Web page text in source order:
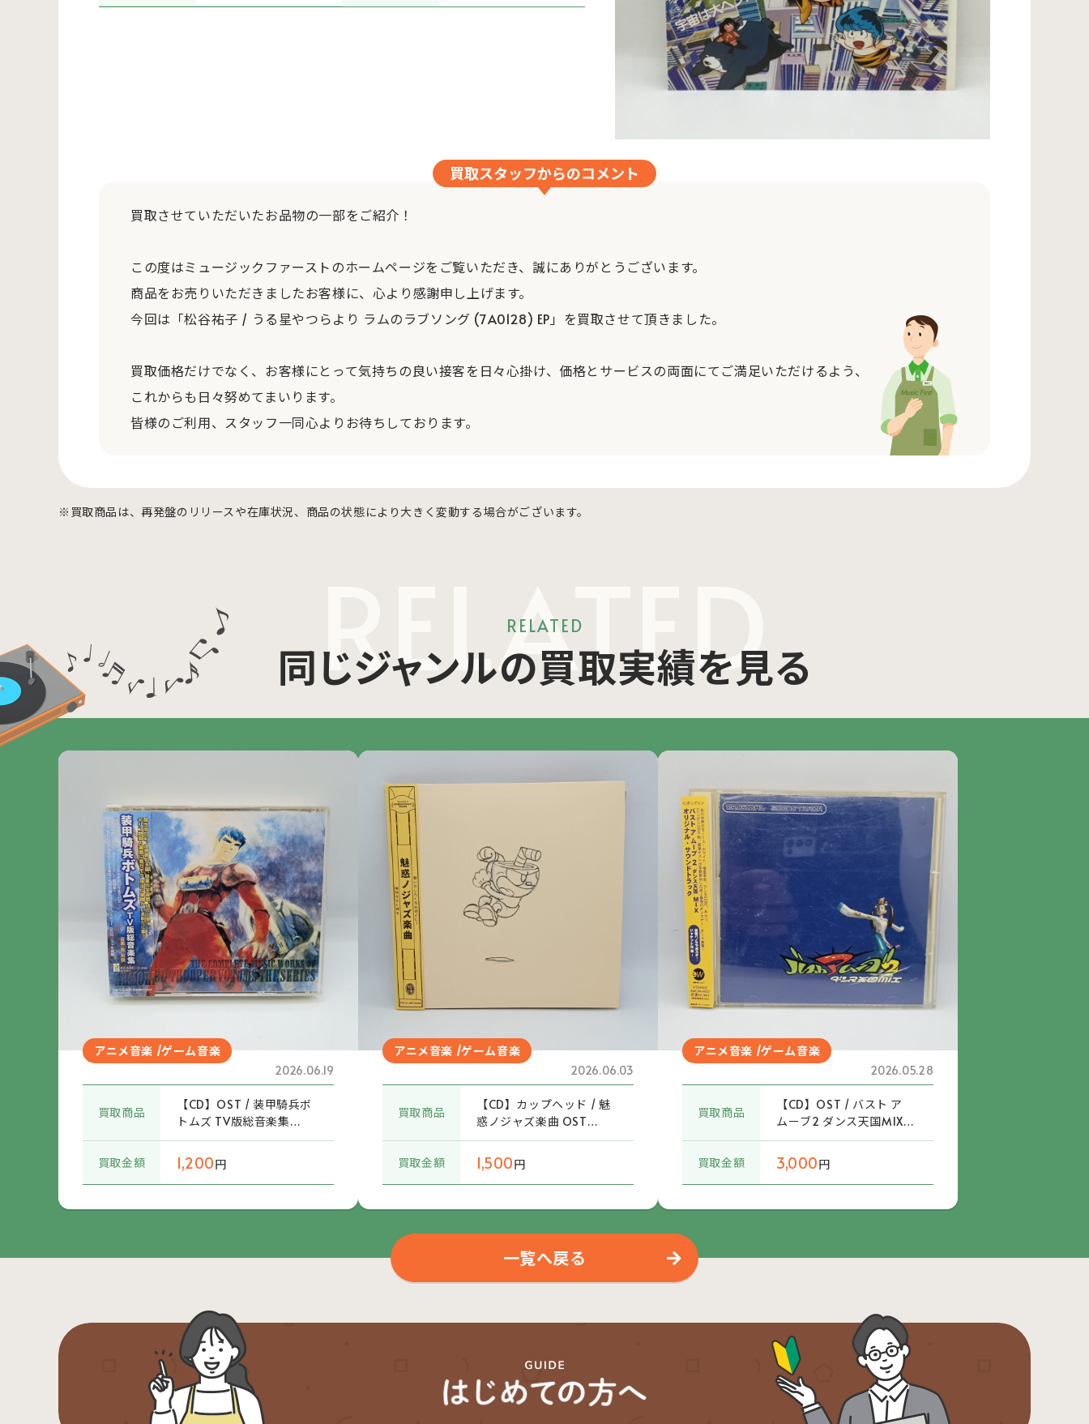
買取スタッフからのコメント
買取させていただいたお品物の一部をご紹介！
この度はミュージックファーストのホームページをご覧いただき、誠にありがとうございます。
商品をお売りいただきましたお客様に、心より感謝申し上げます。
今回は「松谷祐子 / うる星やつらより ラムのラブソング (7A0128) EP」を買取させて頂きました。
買取価格だけでなく、お客様にとって気持ちの良い接客を日々心掛け、価格とサービスの両面にてご満足いただけるよう、
これからも日々努めてまいります。
皆様のご利用、スタッフ一同心よりお待ちしております。
※買取商品は、再発盤のリリースや在庫状況、商品の状態により大きく変動する場合がございます。
RELATED
RELATED
同じジャンルの買取実績を見る
アニメ音楽 /ゲーム音楽
2026.06.19
買取商品
【CD】OST / 装甲騎兵ボ
トムズ TV版総音楽集
(KICA681～3) 帯付
買取金額
1,200円
アニメ音楽 /ゲーム音楽
2026.06.03
買取商品
【CD】カップヘッド / 魅
惑ノジャズ楽曲 OST
(8BIT-CD002) 帯付
買取金額
1,500円
アニメ音楽 /ゲーム音楽
2026.05.28
買取商品
【CD】OST / バスト ア
ムーブ2 ダンス天国MIX
(AMCM-4432) 帯付
買取金額
3,000円
一覧へ戻る